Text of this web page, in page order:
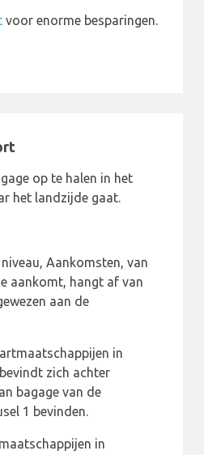
voor enorme besparingen.
op te halen in het
het landzijde gaat.
Aankomsten, van
aankomt, hangt af van
aan de
in
zich achter
bagage van de
1 bevinden.
in